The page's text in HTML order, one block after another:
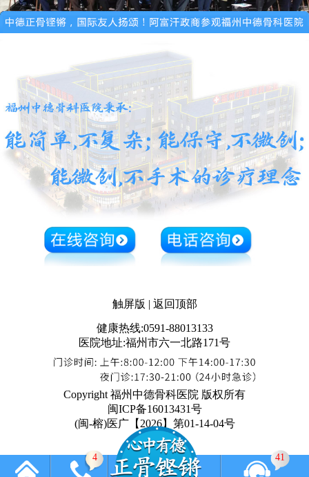
触屏版 | 返回顶部
健康热线:0591-88013133
医院地址:福州市六一北路171号
Copyright 福州中德骨科医院 版权所有
闽ICP备16013431号
(闽-榕)医广【2026】第01-14-04号
4 41